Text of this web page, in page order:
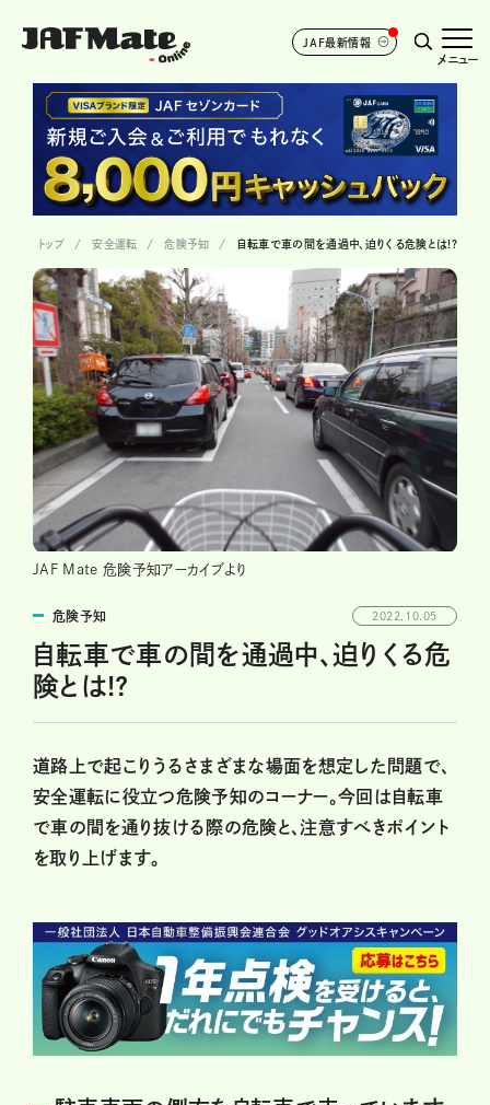
JAF最新情報
メニュー
トップ 安全運転 危険予知 自転車で車の間を通過中、迫りくる危険とは!?
JAF Mate 危険予知アーカイブより
危険予知 2022.10.05
自転車で車の間を通過中、迫りくる危
険とは!?
道路上で起こりうるさまざまな場面を想定した問題で、
安全運転に役立つ危険予知のコーナー。今回は自転車
で車の間を通り抜ける際の危険と、注意すべきポイント
を取り上げます。